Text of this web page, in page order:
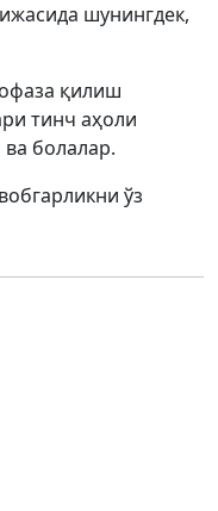
шунингдек,
қилиш
тинч аҳоли
болалар.
ўз